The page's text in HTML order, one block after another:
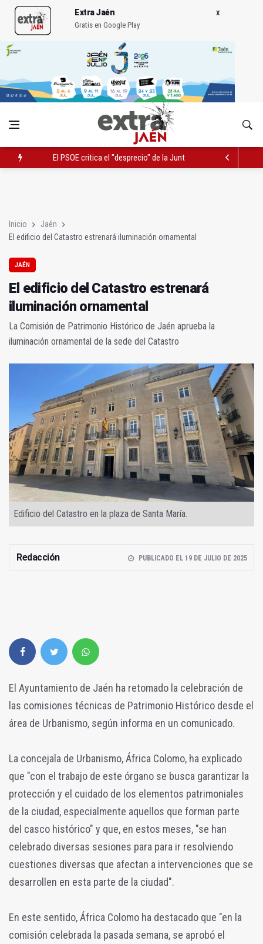
Extra Jaén
Gratis en Google Play
El PSOE critica el "desprecio" de la Junta al Cetedex
Inicio
Jaén
El edificio del Catastro estrenará iluminación ornamental
JAÉN
El edificio del Catastro estrenará
iluminación ornamental
La Comisión de Patrimonio Histórico de Jaén aprueba la
iluminación ornamental de la sede del Catastro
Edificio del Catastro en la plaza de Santa María.
Redacción PUBLICADO EL 19 DE JULIO DE 2025
El Ayuntamiento de Jaén ha retomado la celebración de
las comisiones técnicas de Patrimonio Histórico desde el
área de Urbanismo, según informa en un comunicado.
La concejala de Urbanismo, África Colomo, ha explicado
que "con el trabajo de este órgano se busca garantizar la
protección y el cuidado de los elementos patrimoniales
de la ciudad, especialmente aquellos que forman parte
del casco histórico" y que, en estos meses, "se han
celebrado diversas sesiones para para ir resolviendo
cuestiones diversas que afectan a intervenciones que se
desarrollen en esta parte de la ciudad".
En este sentido, África Colomo ha destacado que "en la
comisión celebrada la pasada semana, se aprobó el